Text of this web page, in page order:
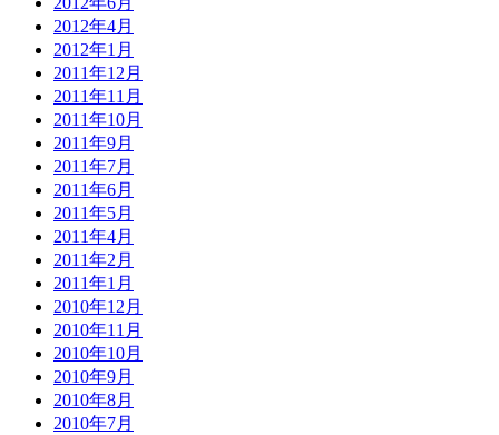
2012年4月
2012年1月
2011年12月
2011年11月
2011年10月
2011年9月
2011年7月
2011年6月
2011年5月
2011年4月
2011年2月
2011年1月
2010年12月
2010年11月
2010年10月
2010年9月
2010年8月
2010年7月